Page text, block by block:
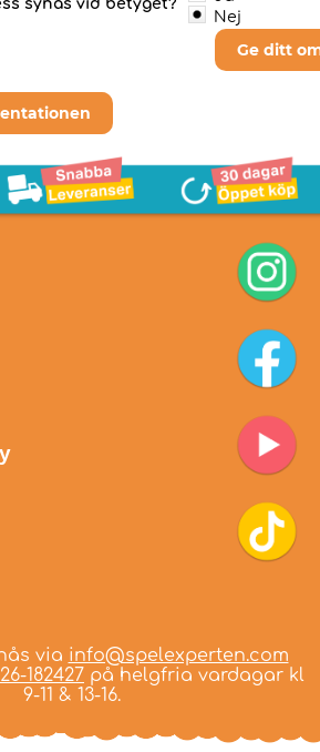
synas vid betyget?
Nej
Ge ditt
via info@spelexperten.com
182427 på helgfria vardagar kl
9-11 & 13-16.